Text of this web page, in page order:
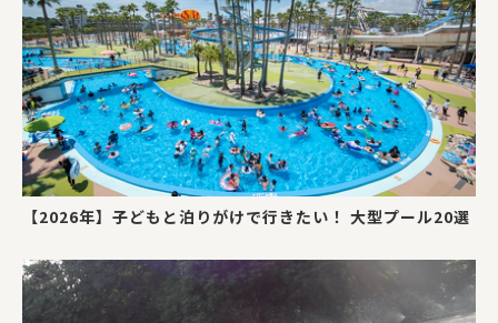
【2026年】子どもと泊りがけで行きたい！ 大型プール20選